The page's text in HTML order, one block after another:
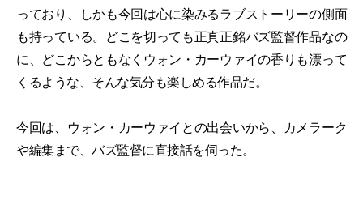
っており、しかも今回は心に染みるラブストーリーの側面
も持っている。どこを切っても正真正銘バズ監督作品なの
に、どこからともなくウォン・カーウァイの香りも漂って
くるような、そんな気分も楽しめる作品だ。
今回は、ウォン・カーウァイとの出会いから、カメラーク
や編集まで、バズ監督に直接話を伺った。